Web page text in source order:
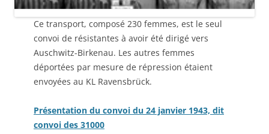
Ce transport, composé 230 femmes, est le seul
convoi de résistantes à avoir été dirigé vers
Auschwitz-Birkenau. Les autres femmes
déportées par mesure de répression étaient
envoyées au KL Ravensbrück.
Présentation du convoi du 24 janvier 1943, dit
convoi des 31000